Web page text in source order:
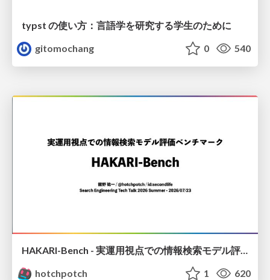
typst の使い方：言語学を研究する学生のために
gitomochang
0 540
HAKARI-Bench - 実運用視点での情報検索モデル評価ベンチマーク
hotchpotch
1 620